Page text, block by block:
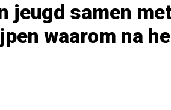
jeugd samen
waarom na